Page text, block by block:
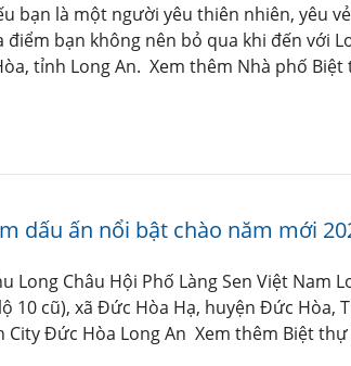
bạn là một người yêu thiên nhiên, yêu
bạn không nên bỏ qua khi đến với
tỉnh Long An. Xem thêm Nhà phố
dấu ấn nổi bật chào năm mới
Long Châu Hội Phố Làng Sen Việt Nam
10 cũ), xã Đức Hòa Hạ, huyện Đức Hòa,
City Đức Hòa Long An Xem thêm Biệt